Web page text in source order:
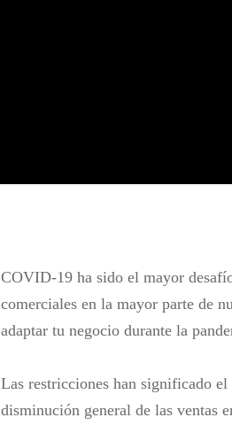
COVID-19 ha sido el mayor
comerciales en la mayor parte de
adaptar tu negocio durante la
Las restricciones han significado
disminución general de las ventas